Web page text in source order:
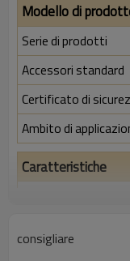
Modello di
Serie di prodotti
Accessori standard
Certificato di
Ambito di
Caratteristiche
consigliare